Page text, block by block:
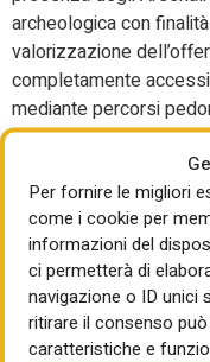
Per fornire le migliori
come i cookie per
informazioni del
ci permetterà di
navigazione o ID
ritirare il consenso
caratteristiche e
archeologica con
valorizzazione
completamente
mediante percorsi
e percorsi ciclabili.
piantumazioni esistenti
nuovo impianto, con
che ripropone il ciclo
mutamento dei colori
idonea recinzione sui
sono chiusi dalle mura
parco nelle ore